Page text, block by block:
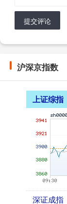
提交评论
沪深京指数
上证综指
深证成指